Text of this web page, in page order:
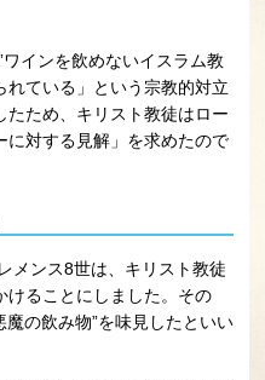
ワインを飲めないイスラム教
ている」という宗教的対立
ため、キリスト教徒はロー
に対する見解」を求めたので
メンス8世は、キリスト教徒
けることにしました。その
の飲み物”を味見したといい